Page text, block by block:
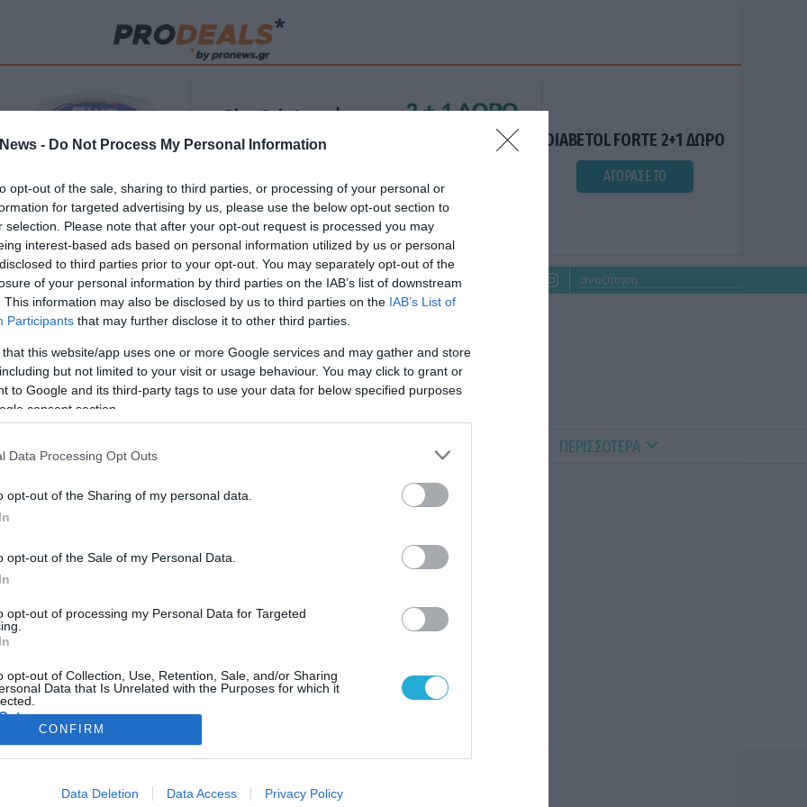
- Do Not Process My Personal Information
opt-out of the sale, sharing to third parties, or processing of your personal or
for targeted advertising by us, please use the below opt-out section to
selection. Please note that after your opt-out request is processed you may
interest-based ads based on personal information utilized by us or personal
to third parties prior to your opt-out. You may separately opt-out of the
of your personal information by third parties on the IAB’s list of downstream
This information may also be disclosed by us to third parties on the IAB’s List of
Participants that may further disclose it to other third parties.
this website/app uses one or more Google services and may gather and store
but not limited to your visit or usage behaviour. You may click to grant or
to Google and its third-party tags to use your data for below specified purposes
consent section.
Data Processing Opt Outs
opt-out of the Sharing of my personal data.
opt-out of the Sale of my Personal Data.
opt-out of processing my Personal Data for Targeted
opt-out of Collection, Use, Retention, Sale, and/or Sharing
Data that Is Unrelated with the Purposes for which it
allow Google to enable storage related to advertising like cookies on
CONFIRM
Data Deletion Data Access Privacy Policy
Blue Gel: Φυσική
ανακούφιση & χαλάρωση
ΑΓΟΡΑΣΕ ΤΟ
DIABETOL FORTE 2+1 ΔΩΡΟ
ΑΓΟΡΑΣΕ ΤΟ
ΑΣΘΕΝΕΙΕΣ ΨΥΧΟΛΟΓΙΑ HEALTHY PETS ΠΕΡΙΣΣΟΤΕΡΑ
ΥΓΕΙΑ & ΠΟΛΙΤΙΚΗ
Γεωργιάδης: Σήμερα θα λυθεί η επίσχεση των
διαγνωστικών κέντρων
Την εκτίμηση ότι θα επιλυθεί σήμερα το πρόβλημα με την επίσχεση
των διαγνωστικών κέντρων, εξέφρασε ο υπουργός Υγείας, Άδωνις
με εκπροσώπους των παρόχων υπηρεσιών υγείας, που έχουν
προχωρήσει από χθες στην επίσχεση εργασίας, ζητώντας άμεση
εξόφληση των οφειλομένων. Σε συνέντευξή του στο ραδιόφωνο του
Σκάι, ο […]
13.05.2014 09:15
ΦΑΡΜΑΚΑ